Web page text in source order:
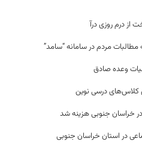
از درم روزی درآ
مطالبات مردم در سامانه “سامد”
وعده صادق
کلاس‌های درسی نوین
در استان خراسان جنوبی